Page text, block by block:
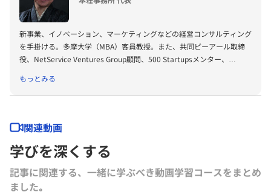
る。2012年12月アイレップが世界経済フォーラム（World Economic
れ、2013年6月よりダボス会議に参加。2013年5月に公益社団法人ベト
ナム協会理事就任。
新事業、イノベーション、マーケティングなどの経営コンサルティング
を手掛ける。多摩大学（MBA）客員教授。また、共同ピーアール取締
役、NetService Ventures Group顧問、500 Startupsメンター、
ストン・コンサルティング・グループ、米Computer Sciences Corp.に
て経営コンサルティングに従事の後、CSK/セガ・グループで会長付・
General Atlantic LLC日本代表などを経て、現在に至る。東京大学工学
部卒業、ペンシルベニア大学経営学修士、早稲田大学博士（学術：国際
経営）。『エコシステム・マーケティング』『成長を創造する経営』
『日本的経営を忘れた日本企業へ』など著書多数。翻訳に「ザッポス伝
説」がある。「インキュベーションの虚と実」「明日をつくる女性起業
家」ほか連載中。
もっとみる
関連動画
学びを深くする
記事に関連する、一緒に学ぶべき動画学習コースをまとめ
ました｡